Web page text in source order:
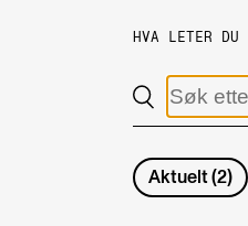
Master
Årsstudium
HVA LETER DU
Aktuelt(2)